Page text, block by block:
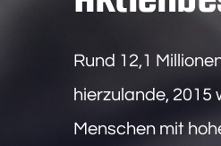
Rund 12,1
hierzulande, 2015
Menschen mit